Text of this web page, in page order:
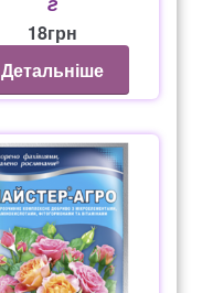
18грн
Детальніше